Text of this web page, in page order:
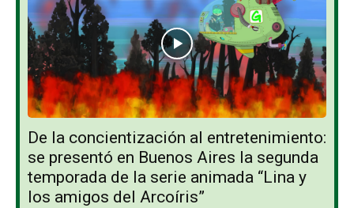
De la concientización al entretenimiento:
se presentó en Buenos Aires la segunda
temporada de la serie animada “Lina y
los amigos del Arcoíris”